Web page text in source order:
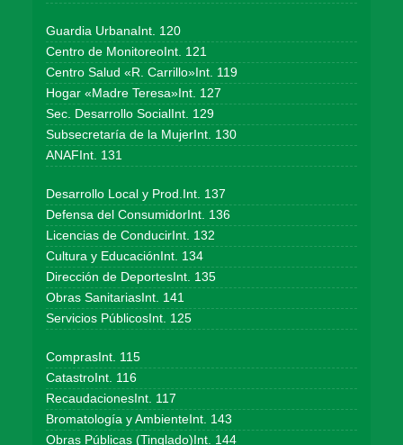
Guardia UrbanaInt. 120
Centro de MonitoreoInt. 121
Centro Salud «R. Carrillo»Int. 119
Hogar «Madre Teresa»Int. 127
Sec. Desarrollo SocialInt. 129
Subsecretaría de la MujerInt. 130
ANAFInt. 131
Desarrollo Local y Prod.Int. 137
Defensa del ConsumidorInt. 136
Licencias de ConducirInt. 132
Cultura y EducaciónInt. 134
Dirección de DeportesInt. 135
Obras SanitariasInt. 141
Servicios PúblicosInt. 125
ComprasInt. 115
CatastroInt. 116
RecaudacionesInt. 117
Bromatología y AmbienteInt. 143
Obras Públicas (Tinglado)Int. 144